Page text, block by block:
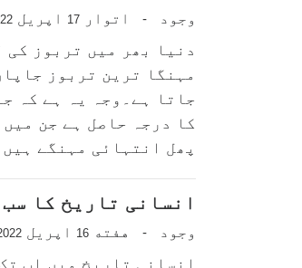
وجود - اتوار 17 اپریل
مہنگا ترین تربوز
جاتا ہے۔وجہ یہ ہے کہ
کا درجہ حاصل ہے جن
پھل انتہائی مہنگے
انسانی تاریخ کا
وجود - هفته 16 اپریل
انسانی تاریخ میں اب